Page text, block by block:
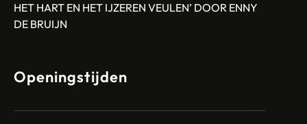
HET HART EN HET IJZEREN VEULEN’ DOOR ENNY
DE BRUIJN
Openingstijden